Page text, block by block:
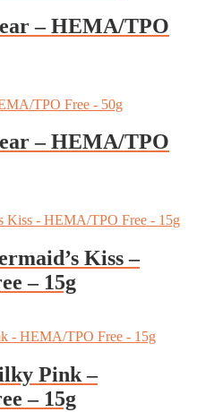
– HEMA/TPO
– HEMA/TPO
Kiss –
– 15g
Pink –
– 15g